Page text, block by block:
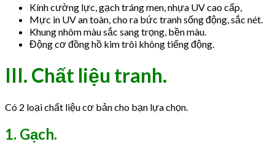
Kính cường lực, gạch tráng men, nhựa UV cao cấp,
Mực in UV an toàn, cho ra bức tranh sống động, sắc nét.
Khung nhôm màu sắc sang trọng, bền màu.
Động cơ đồng hồ kim trôi không tiếng động.
III. Chất liệu tranh.
Có 2 loại chất liệu cơ bản cho bạn lựa chọn.
1. Gạch.